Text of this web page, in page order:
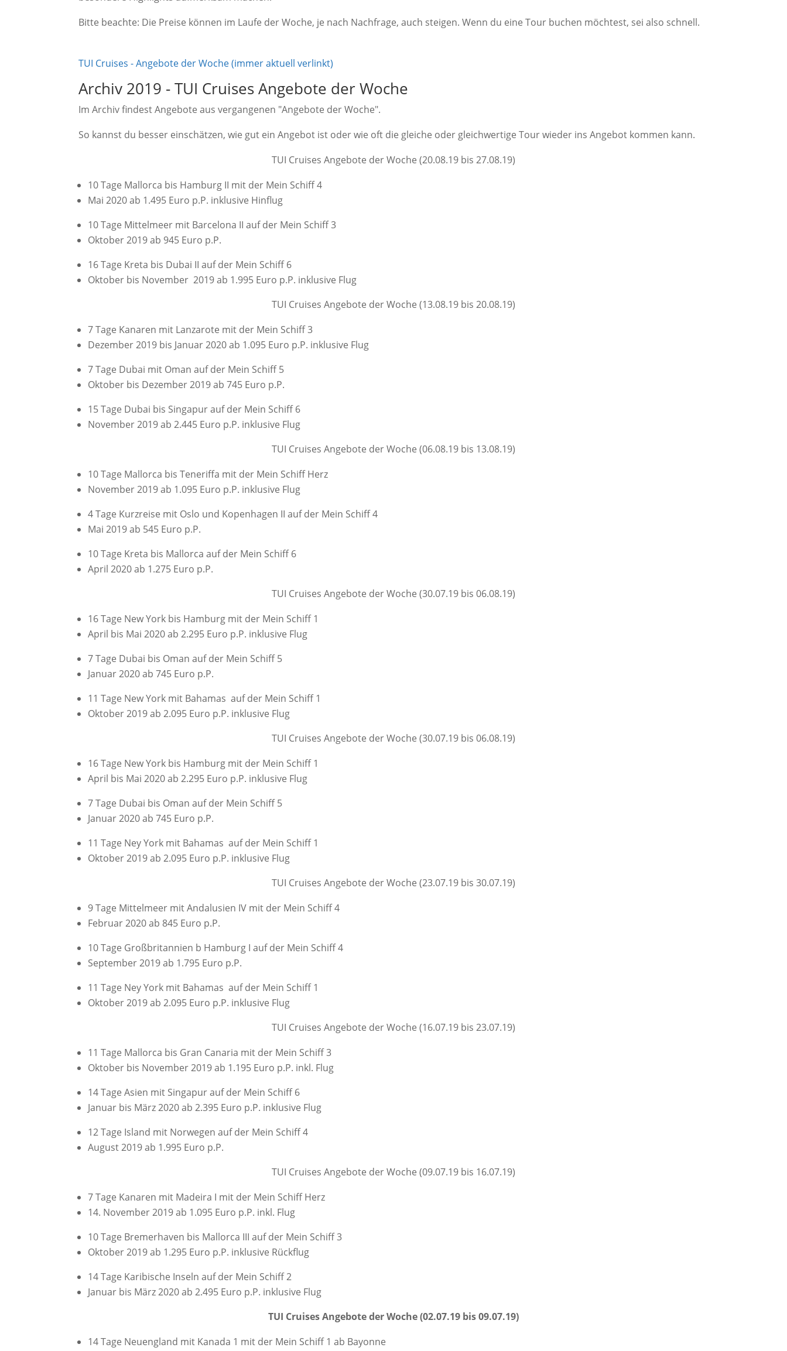
Bitte beachte: Die Preise können im Laufe der Woche, je nach Nachfrage, auch steigen. Wenn du eine Tour buchen möchtest, sei also schnell.
TUI Cruises - Angebote der Woche (immer aktuell verlinkt)
Archiv 2019 - TUI Cruises Angebote der Woche
Im Archiv findest Angebote aus vergangenen "Angebote der Woche".
So kannst du besser einschätzen, wie gut ein Angebot ist oder wie oft die gleiche oder gleichwertige Tour wieder ins Angebot kommen kann.
TUI Cruises Angebote der Woche (20.08.19 bis 27.08.19)
10 Tage Mallorca bis Hamburg II mit der Mein Schiff 4
Mai 2020 ab 1.495 Euro p.P. inklusive Hinflug
10 Tage Mittelmeer mit Barcelona II auf der Mein Schiff 3
Oktober 2019 ab 945 Euro p.P.
16 Tage Kreta bis Dubai II auf der Mein Schiff 6
Oktober bis November 2019 ab 1.995 Euro p.P. inklusive Flug
TUI Cruises Angebote der Woche (13.08.19 bis 20.08.19)
7 Tage Kanaren mit Lanzarote mit der Mein Schiff 3
Dezember 2019 bis Januar 2020 ab 1.095 Euro p.P. inklusive Flug
7 Tage Dubai mit Oman auf der Mein Schiff 5
Oktober bis Dezember 2019 ab 745 Euro p.P.
15 Tage Dubai bis Singapur auf der Mein Schiff 6
November 2019 ab 2.445 Euro p.P. inklusive Flug
TUI Cruises Angebote der Woche (06.08.19 bis 13.08.19)
10 Tage Mallorca bis Teneriffa mit der Mein Schiff Herz
November 2019 ab 1.095 Euro p.P. inklusive Flug
4 Tage Kurzreise mit Oslo und Kopenhagen II auf der Mein Schiff 4
Mai 2019 ab 545 Euro p.P.
10 Tage Kreta bis Mallorca auf der Mein Schiff 6
April 2020 ab 1.275 Euro p.P.
TUI Cruises Angebote der Woche (30.07.19 bis 06.08.19)
16 Tage New York bis Hamburg mit der Mein Schiff 1
April bis Mai 2020 ab 2.295 Euro p.P. inklusive Flug
7 Tage Dubai bis Oman auf der Mein Schiff 5
Januar 2020 ab 745 Euro p.P.
11 Tage New York mit Bahamas auf der Mein Schiff 1
Oktober 2019 ab 2.095 Euro p.P. inklusive Flug
TUI Cruises Angebote der Woche (30.07.19 bis 06.08.19)
16 Tage New York bis Hamburg mit der Mein Schiff 1
April bis Mai 2020 ab 2.295 Euro p.P. inklusive Flug
7 Tage Dubai bis Oman auf der Mein Schiff 5
Januar 2020 ab 745 Euro p.P.
11 Tage Ney York mit Bahamas auf der Mein Schiff 1
Oktober 2019 ab 2.095 Euro p.P. inklusive Flug
TUI Cruises Angebote der Woche (23.07.19 bis 30.07.19)
9 Tage Mittelmeer mit Andalusien IV mit der Mein Schiff 4
Februar 2020 ab 845 Euro p.P.
10 Tage Großbritannien b Hamburg I auf der Mein Schiff 4
September 2019 ab 1.795 Euro p.P.
11 Tage Ney York mit Bahamas auf der Mein Schiff 1
Oktober 2019 ab 2.095 Euro p.P. inklusive Flug
TUI Cruises Angebote der Woche (16.07.19 bis 23.07.19)
11 Tage Mallorca bis Gran Canaria mit der Mein Schiff 3
Oktober bis November 2019 ab 1.195 Euro p.P. inkl. Flug
14 Tage Asien mit Singapur auf der Mein Schiff 6
Januar bis März 2020 ab 2.395 Euro p.P. inklusive Flug
12 Tage Island mit Norwegen auf der Mein Schiff 4
August 2019 ab 1.995 Euro p.P.
TUI Cruises Angebote der Woche (09.07.19 bis 16.07.19)
7 Tage Kanaren mit Madeira I mit der Mein Schiff Herz
14. November 2019 ab 1.095 Euro p.P. inkl. Flug
10 Tage Bremerhaven bis Mallorca III auf der Mein Schiff 3
Oktober 2019 ab 1.295 Euro p.P. inklusive Rückflug
14 Tage Karibische Inseln auf der Mein Schiff 2
Januar bis März 2020 ab 2.495 Euro p.P. inklusive Flug
TUI Cruises Angebote der Woche (02.07.19 bis 09.07.19)
14 Tage Neuengland mit Kanada 1 mit der Mein Schiff 1 ab Bayonne